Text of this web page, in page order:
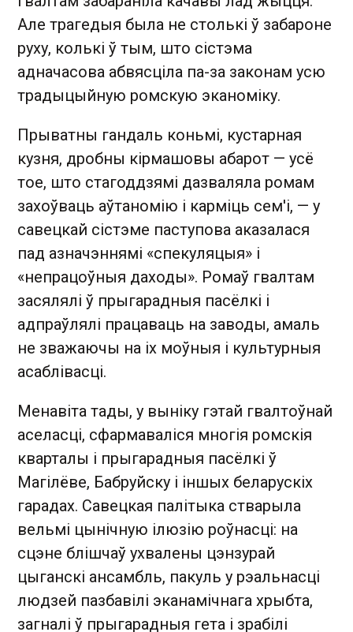
Але трагедыя была не столькі ў забароне
руху, колькі ў тым, што сістэма
адначасова абвясціла па-за законам усю
традыцыйную ромскую эканоміку.
Прыватны гандаль коньмі, кустарная
кузня, дробны кірмашовы абарот — усё
тое, што стагоддзямі дазваляла ромам
захоўваць аўтаномію і карміць сем'і, — у
савецкай сістэме паступова аказалася
пад азначэннямі «спекуляцыя» і
«непрацоўныя даходы». Ромаў гвалтам
засялялі ў прыгарадныя пасёлкі і
адпраўлялі працаваць на заводы, амаль
не зважаючы на іх моўныя і культурныя
асаблівасці.
Менавіта тады, у выніку гэтай гвалтоўнай
аселасці, сфармаваліся многія ромскія
кварталы і прыгарадныя пасёлкі ў
Магілёве, Бабруйску і іншых беларускіх
гарадах. Савецкая палітыка стварыла
вельмі цынічную ілюзію роўнасці: на
сцэне блішчаў ухвалены цэнзурай
цыганскі ансамбль, пакуль у рэальнасці
людзей пазбавілі эканамічнага хрыбта,
загналі ў прыгарадныя гета і зрабілі